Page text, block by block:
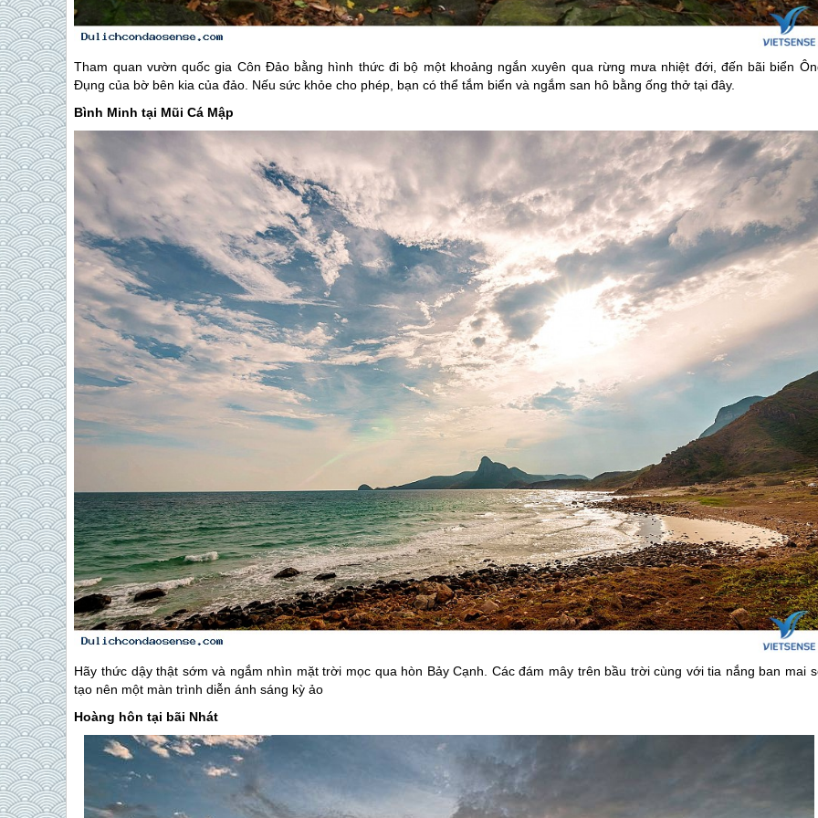
Tham quan vườn quốc gia Côn Đảobằng hình thức đi bộ một khoảng ngắn xuyên qua rừng mưa nhiệt đới, đến bãi biển
Đụng của bờ bên kia của đảo. Nếu sức khỏe cho phép, bạn có thể tắm biển và ngắm san hô bằng ống thở tại đây.
Bình Minh tại Mũi Cá Mập
Hãy thức dậy thật sớm và ngắm nhìn mặt trời mọc qua hòn Bảy Cạnh. Các đám mây trên bầu trời cùng với tia nắng ban mai
tạo nên một màn trình diễn ánh sáng kỳ ảo
Hoàng hôn tại bãi Nhát